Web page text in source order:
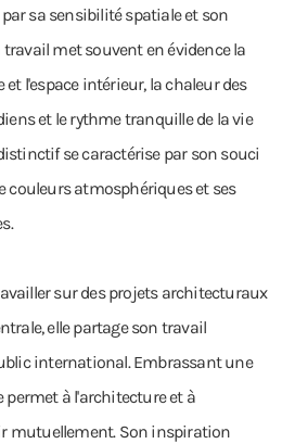
sa sensibilité spatiale et son
met souvent en évidence la
l'espace intérieur, la chaleur des
et le rythme tranquille de la vie
se caractérise par son souci
couleurs atmosphériques et ses
sur des projets architecturaux
elle partage son travail
international. Embrassant une
permet à l'architecture et à
mutuellement. Son inspiration